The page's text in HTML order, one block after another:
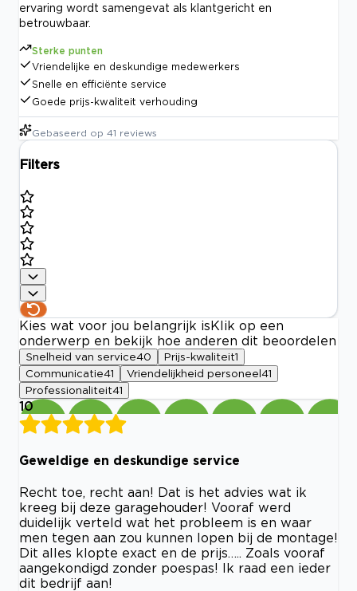
ervaring wordt samengevat als klantgericht en
betrouwbaar.
Sterke punten
Vriendelijke en deskundige medewerkers
Snelle en efficiënte service
Goede prijs-kwaliteit verhouding
Gebaseerd op 41 reviews
Filters
Kies wat voor jou belangrijk is Klik op een
onderwerp en bekijk hoe anderen dit beoordelen
Snelheid van service40 Prijs-kwaliteit1
Communicatie41 Vriendelijkheid personeel 41
Professionaliteit41
10
Geweldige en deskundige service
Recht toe, recht aan! Dat is het advies wat ik
kreeg bij deze garagehouder! Vooraf werd
duidelijk verteld wat het probleem is en waar
men tegen aan zou kunnen lopen bij de montage!
Dit alles klopte exact en de prijs….. Zoals vooraf
aangekondigd zonder poespas! Ik raad een ieder
dit bedrijf aan!